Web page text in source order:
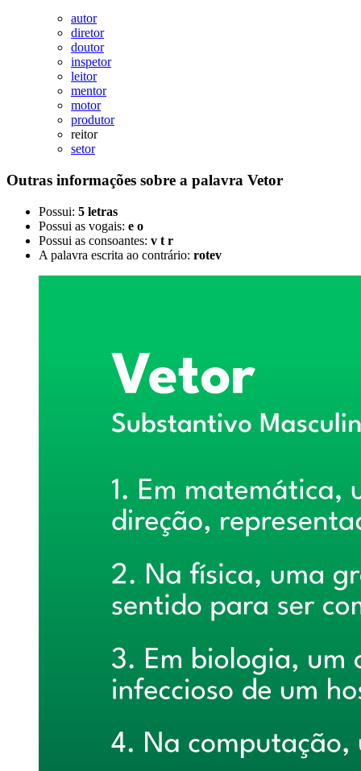
autor
diretor
doutor
inspetor
leitor
mentor
motor
produtor
reitor
setor
Outras informações sobre a palavra Vetor
Possui: 5 letras
Possui as vogais: e o
Possui as consoantes: v t r
A palavra escrita ao contrário: rotev